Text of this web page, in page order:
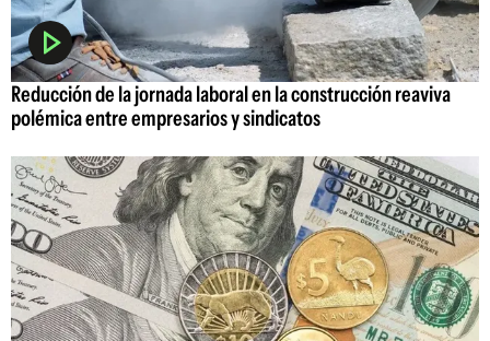
Reducción de la jornada laboral en la construcción reaviva
polémica entre empresarios y sindicatos